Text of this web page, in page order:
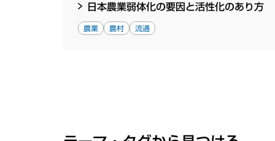
日本農業弱体化の要因と活性化のあり方
農業 農村 流通